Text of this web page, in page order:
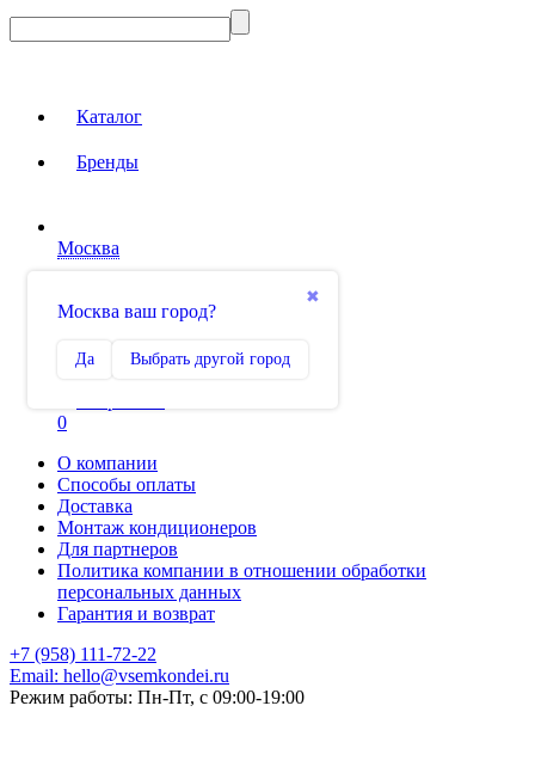
Каталог
Бренды
Москва
✖
Москва ваш город?
Да Выбрать другой город
Сравнение
0
О компании
Способы оплаты
Доставка
Монтаж кондиционеров
Для партнеров
Политика компании в отношении обработки
персональных данных
Гарантия и возврат
+7 (958) 111-72-22
Email: hello@vsemkondei.ru
Режим работы: Пн-Пт, с 09:00-19:00